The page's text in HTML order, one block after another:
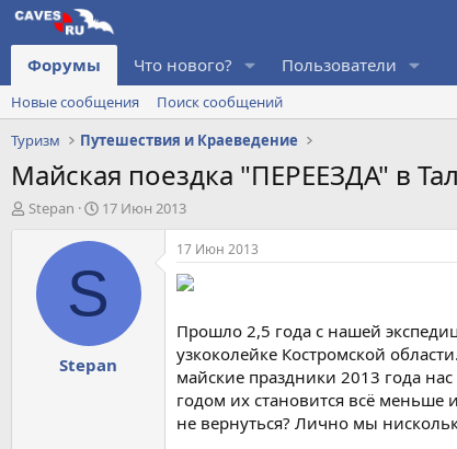
Форумы Что нового? Пользователи
Новые сообщения
Поиск сообщений
Туризм
Путешествия и Краеведение
Майская поездка "ПЕРЕЕЗДА" в
А
Stepan
Д
т
н
а
а
л
17 Июн 2013
S
Stepan
17 Июн 2013
Прошло 2,5 года с нашей
узкоколейке Костромской
майские праздники 2013 года
годом их становится всё
не вернуться? Лично мы